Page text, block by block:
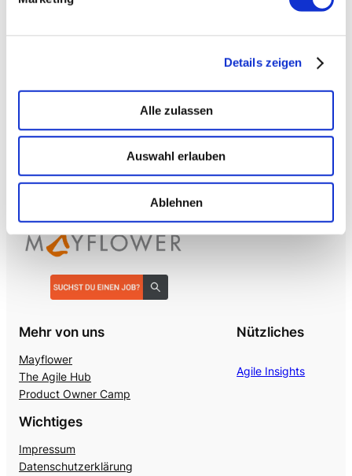
Details zeigen
Alle zulassen
Auswahl erlauben
Ablehnen
Enterprise VoiceAI→ VOICE
Realtime S2S, keine SaaS-Pipeline. Integriert in alle
gängigen Telefonanlagen.
Mehr von uns
Mayflower
The Agile Hub
Product Owner Camp
Nützliches
Agile Insights
Wichtiges
Impressum
Datenschutzerklärung